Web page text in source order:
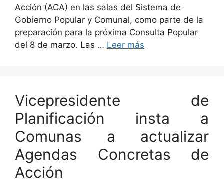
Acción (ACA) en las salas del Sistema de
Gobierno Popular y Comunal, como parte de la
preparación para la próxima Consulta Popular
del 8 de marzo. Las … Leer más
Vicepresidente de
Planificación insta a
Comunas a actualizar
Agendas Concretas de
Acción